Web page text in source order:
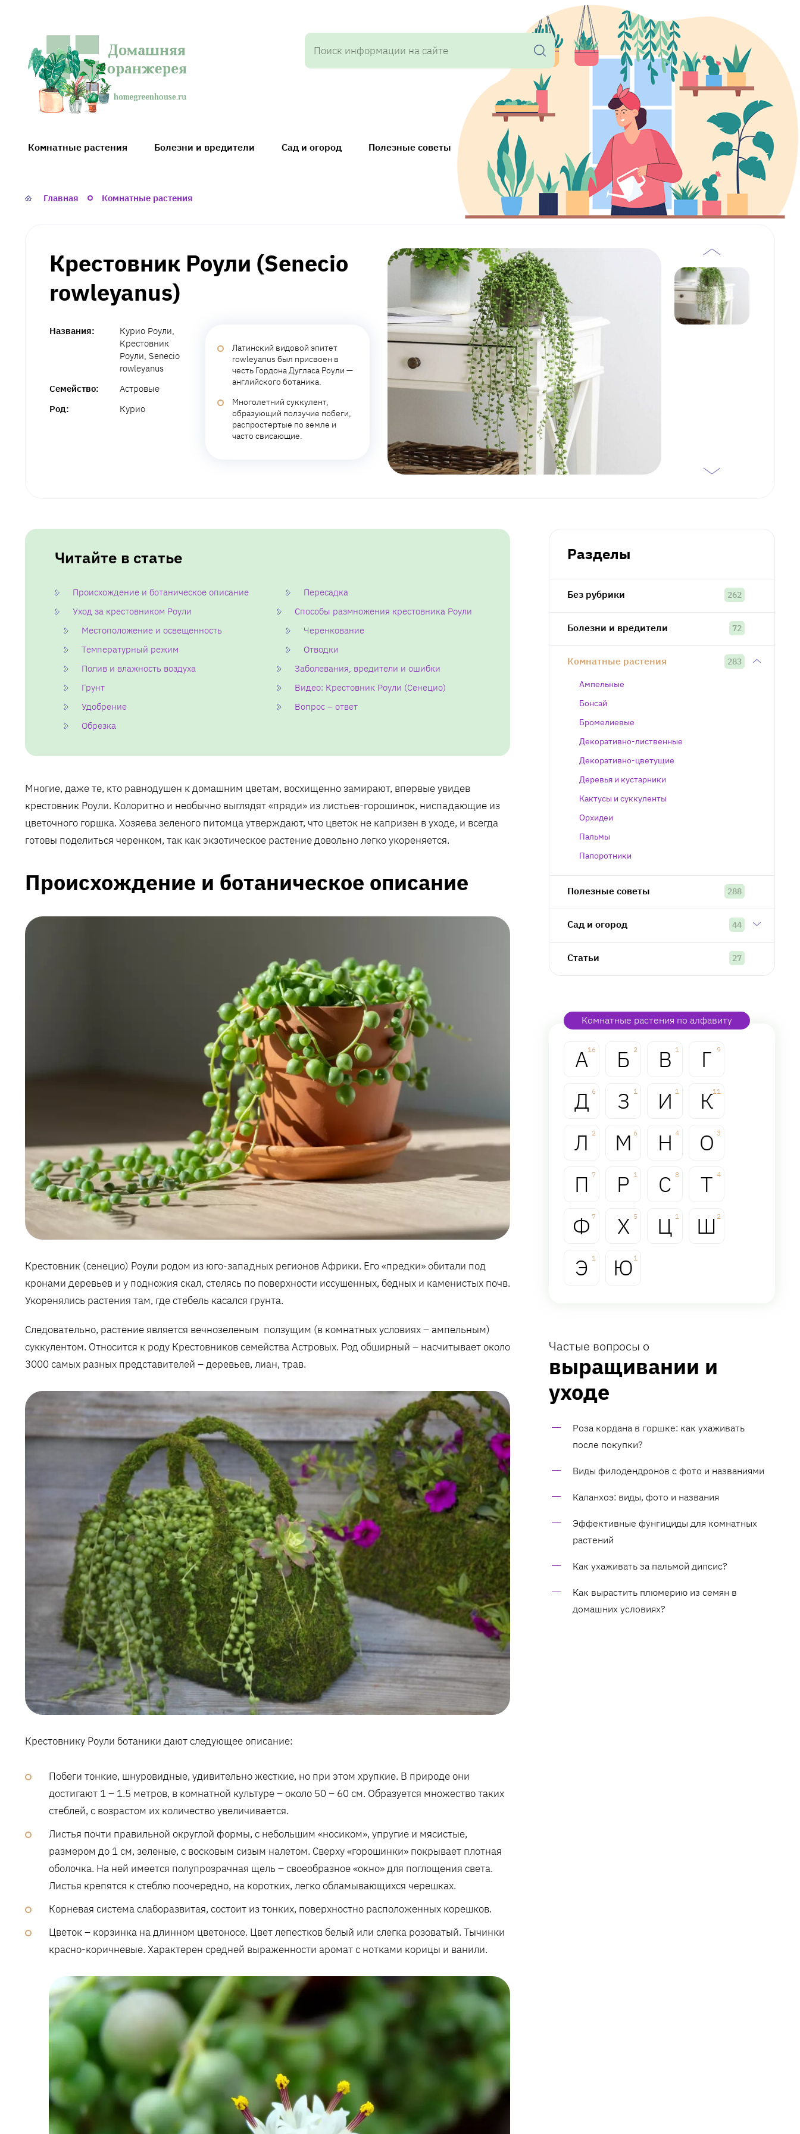
Домашняя
оранжерея
Комнатные растения Болезни и вредители Сад и огород Полезные советы
Главная Комнатные растения
Крестовник Роули (Senecio
rowleyanus)
Названия:
Курио Роули,
Крестовник
Роули, Senecio
rowleyanus
Семейство:
Астровые
Род:
Курио
Латинский видовой эпитет
rowleyanus был присвоен в
честь Гордона Дугласа Роули —
английского ботаника.
Многолетний суккулент,
образующий ползучие побеги,
распростертые по земле и
часто свисающие.
Читайте в статье
Происхождение и ботаническое описание
Уход за крестовником Роули
Местоположение и освещенность
Температурный режим
Полив и влажность воздуха
Грунт
Удобрение
Обрезка
Пересадка
Способы размножения крестовника Роули
Черенкование
Отводки
Заболевания, вредители и ошибки
Видео: Крестовник Роули (Сенецио)
Вопрос – ответ
Многие, даже те, кто равнодушен к домашним цветам, восхищенно замирают, впервые увидев
крестовник Роули. Колоритно и необычно выглядят «пряди» из листьев-горошинок, ниспадающие из
цветочного горшка. Хозяева зеленого питомца утверждают, что цветок не капризен в уходе, и всегда
готовы поделиться черенком, так как экзотическое растение довольно легко укореняется.
Происхождение и ботаническое описание
Крестовник (сенецио) Роули родом из юго-западных регионов Африки. Его «предки» обитали под
кронами деревьев и у подножия скал, стелясь по поверхности иссушенных, бедных и каменистых почв.
Укоренялись растения там, где стебель касался грунта.
Следовательно, растение является вечнозеленым ползущим (в комнатных условиях – ампельным)
суккулентом. Относится к роду Крестовников семейства Астровых. Род обширный – насчитывает около
3000 самых разных представителей – деревьев, лиан, трав.
Крестовнику Роули ботаники дают следующее описание:
Побеги тонкие, шнуровидные, удивительно жесткие, но при этом хрупкие. В природе они
достигают 1 – 1.5 метров, в комнатной культуре – около 50 – 60 см. Образуется множество таких
стеблей, с возрастом их количество увеличивается.
Листья почти правильной округлой формы, с небольшим «носиком», упругие и мясистые,
размером до 1 см, зеленые, с восковым сизым налетом. Сверху «горошинки» покрывает плотная
оболочка. На ней имеется полупрозрачная щель – своеобразное «окно» для поглощения света.
Листья крепятся к стеблю поочередно, на коротких, легко обламывающихся черешках.
Корневая система слаборазвитая, состоит из тонких, поверхностно расположенных корешков.
Цветок – корзинка на длинном цветоносе. Цвет лепестков белый или слегка розоватый. Тычинки
красно-коричневые. Характерен средней выраженности аромат с нотками корицы и ванили.
Разделы
Без рубрики 262
Болезни и вредители 72
Комнатные растения 283
Ампельные
Бонсай
Бромелиевые
Декоративно-лиственные
Декоративно-цветущие
Деревья и кустарники
Кактусы и суккуленты
Орхидеи
Пальмы
Папоротники
Полезные советы 288
Сад и огород 44
Статьи 27
Комнатные растения по алфавиту
А16 Б 2 В 1 Г 9
Д 6 З 1 И 1 К11
Л 2 М 6 Н 4 О 3
П 7 Р 1 С 8 Т 4
Ф 7 Х 5 Ц 1 Ш 2
Э 1 Ю 1
Частые вопросы о
выращивании и
уходе
Роза кордана в горшке: как ухаживать
после покупки?
Виды филодендронов с фото и названиями
Каланхоэ: виды, фото и названия
Эффективные фунгициды для комнатных
растений
Как ухаживать за пальмой дипсис?
Как вырастить плюмерию из семян в
домашних условиях?